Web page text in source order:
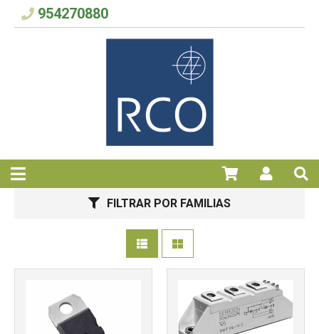
954270880
FILTRAR POR FAMILIAS